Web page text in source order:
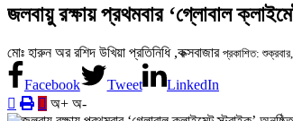
জলবায়ু রক্ষায় প্রথমবার ‘গ্লোবাল
মোঃ হারুন অর রশিদ উখিয়া প্রতিনিধি ,কক্সবাজার প্রকাশিত:
Facebook Tweet
LinkedIn
অ+ অ-